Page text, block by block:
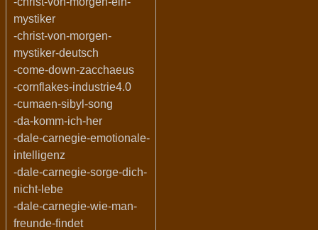
mystiker
-christ-von-morgen-
mystiker-deutsch
-come-down-zacchaeus
-cornflakes-industrie4.0
-cumaen-sibyl-song
-da-komm-ich-her
-dale-carnegie-emotionale-
intelligenz
-dale-carnegie-sorge-dich-
nicht-lebe
-dale-carnegie-wie-man-
freunde-findet